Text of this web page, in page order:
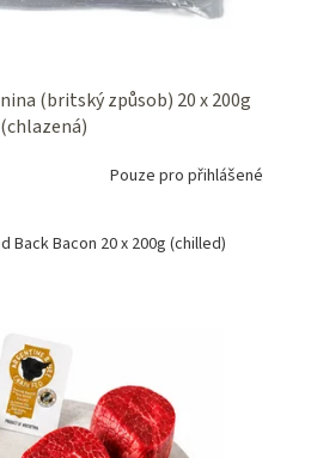
(britský způsob) 20 x 200g
(chlazená)
Pouze pro přihlášené
Back Bacon 20 x 200g (chilled)